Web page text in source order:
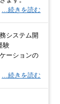
…続きを読む
システム開
験
ーションの
…続きを読む